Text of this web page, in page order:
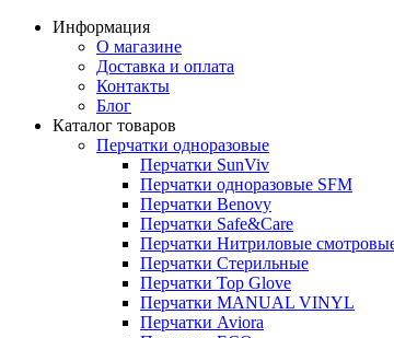
Информация
О магазине
Доставка и оплата
Контакты
Блог
Каталог товаров
Перчатки одноразовые
Перчатки SunViv
Перчатки одноразовые SFM
Перчатки Benovy
Перчатки Safe&Care
Перчатки Нитриловые
Перчатки Стерильные
Перчатки Top Glove
Перчатки MANUAL VINYL
Перчатки Aviora